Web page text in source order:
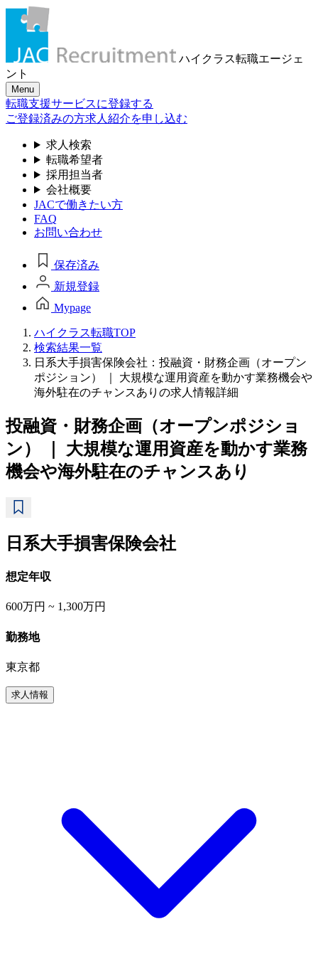
ハイクラス転職エージェ
ント
Menu
転職支援サービスに登録する
ご登録済みの方求人紹介を申し込む
求人検索
転職希望者
採用担当者
会社概要
JACで働きたい方
FAQ
お問い合わせ
保存済み
新規登録
Mypage
ハイクラス転職TOP
検索結果一覧
日系大手損害保険会社：投融資・財務企画（オープン
ポジション） ｜ 大規模な運用資産を動かす業務機会や
海外駐在のチャンスありの求人情報詳細
投融資・財務企画（オープンポジショ
ン） ｜ 大規模な運用資産を動かす業務
機会や海外駐在のチャンスあり
日系大手損害保険会社
想定年収
600万円 ~ 1,300万円
勤務地
東京都
求人情報